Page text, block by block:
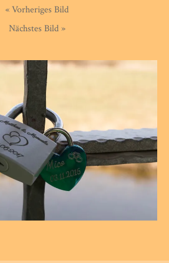
« Vorheriges Bild
Nächstes Bild »